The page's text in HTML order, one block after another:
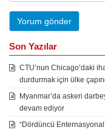
Son Yazılar
CTU’nun Chicago’daki
durdurmak için ülke
Myanmar’da askeri
devam ediyor
“Dördüncü